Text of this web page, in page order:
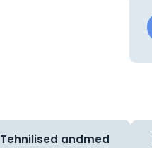
Tehnilised andmed